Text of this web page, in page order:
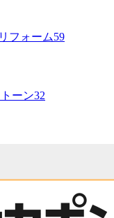
フォーム59
ーン32